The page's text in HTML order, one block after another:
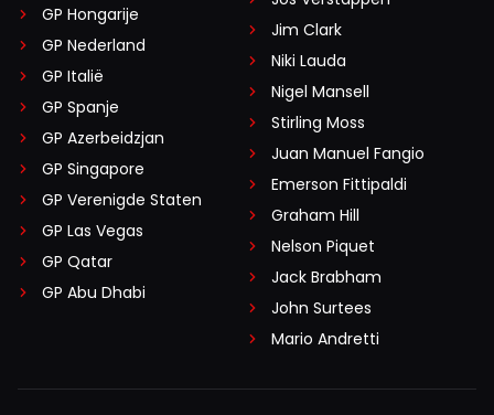
GP Hongarije
GP Nederland
GP Italië
GP Spanje
GP Azerbeidzjan
GP Singapore
GP Verenigde Staten
GP Las Vegas
GP Qatar
GP Abu Dhabi
Jim Clark
Niki Lauda
Nigel Mansell
Stirling Moss
Juan Manuel Fangio
Emerson Fittipaldi
Graham Hill
Nelson Piquet
Jack Brabham
John Surtees
Mario Andretti